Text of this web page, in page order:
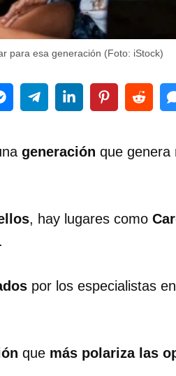
para esa generación (Foto: iStock)
generación que genera
, hay lugares como
.
por los especialistas en
que más polariza las